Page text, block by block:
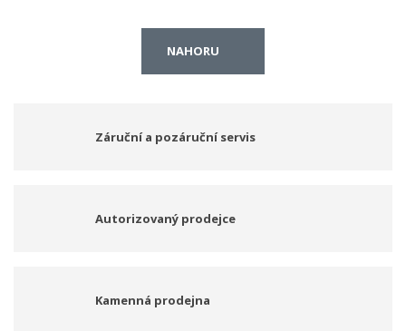
NAHORU
Záruční a pozáruční servis
Autorizovaný prodejce
Kamenná prodejna